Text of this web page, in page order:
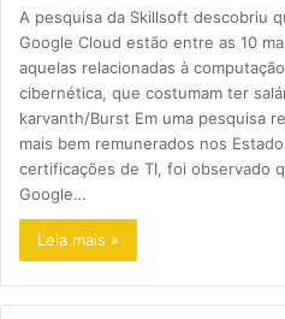
A pesquisa da Skillsoft descobriu
Google Cloud estão entre as 10
aquelas relacionadas à
cibernética, que costumam ter
karvanth/Burst Em uma pesquisa
mais bem remunerados nos
certificações de TI, foi observado
Google…
Leia mais »